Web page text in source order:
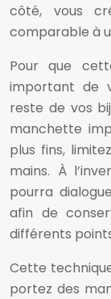
côté, vous
comparable à
Pour que
important de
reste de vos
manchette
plus fins,
mains. À
pourra
afin de
différents
Cette
portez des